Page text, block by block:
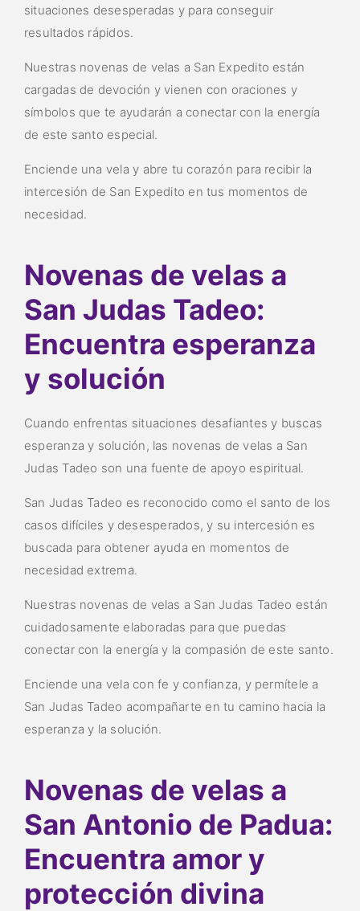
situaciones desesperadas y para conseguir
resultados rápidos.
Nuestras novenas de velas a San Expedito están
cargadas de devoción y vienen con oraciones y
símbolos que te ayudarán a conectar con la energía
de este santo especial.
Enciende una vela y abre tu corazón para recibir la
intercesión de San Expedito en tus momentos de
necesidad.
Novenas de velas a
San Judas Tadeo:
Encuentra esperanza
y solución
Cuando enfrentas situaciones desafiantes y buscas
esperanza y solución, las novenas de velas a San
Judas Tadeo son una fuente de apoyo espiritual.
San Judas Tadeo es reconocido como el santo de los
casos difíciles y desesperados, y su intercesión es
buscada para obtener ayuda en momentos de
necesidad extrema.
Nuestras novenas de velas a San Judas Tadeo están
cuidadosamente elaboradas para que puedas
conectar con la energía y la compasión de este santo.
Enciende una vela con fe y confianza, y permítele a
San Judas Tadeo acompañarte en tu camino hacia la
esperanza y la solución.
Novenas de velas a
San Antonio de Padua:
Encuentra amor y
protección divina